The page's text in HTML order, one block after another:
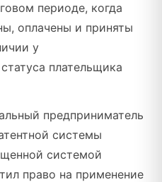
периоде, когда
оплачены и приняты
у
плательщика
предприниматель
системы
системой
право на применение